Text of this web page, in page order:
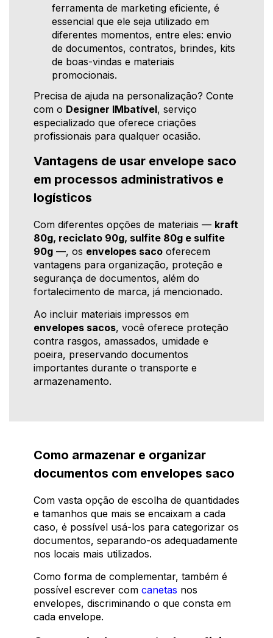
ferramenta de marketing eficiente, é
essencial que ele seja utilizado em
diferentes momentos, entre eles: envio
de documentos, contratos, brindes, kits
de boas-vindas e materiais
promocionais.
Precisa de ajuda na personalização? Conte
com o Designer IMbatível, serviço
especializado que oferece criações
profissionais para qualquer ocasião.
Vantagens de usar envelope saco
em processos administrativos e
logísticos
Com diferentes opções de materiais — kraft
80g, reciclato 90g, sulfite 80g e sulfite
90g —, os envelopes saco oferecem
vantagens para organização, proteção e
segurança de documentos, além do
fortalecimento de marca, já mencionado.
Ao incluir materiais impressos em
envelopes sacos, você oferece proteção
contra rasgos, amassados, umidade e
poeira, preservando documentos
importantes durante o transporte e
armazenamento.
Como armazenar e organizar
documentos com envelopes saco
Com vasta opção de escolha de quantidades
e tamanhos que mais se encaixam a cada
caso, é possível usá-los para categorizar os
documentos, separando-os adequadamente
nos locais mais utilizados.
Como forma de complementar, também é
possível escrever com canetas nos
envelopes, discriminando o que consta em
cada envelope.